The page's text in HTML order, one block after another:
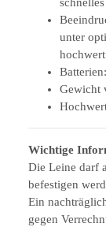
unter
Gewicht
Wichtige
Die Leine darf
befestigen
Ein
gegen